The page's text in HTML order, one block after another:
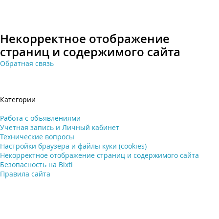
Некорректное отображение
страниц и содержимого сайта
Обратная связь
Категории
Работа с объявлениями
Учетная запись и Личный кабинет
Технические вопросы
Настройки браузера и файлы куки (cookies)
Некорректное отображение страниц и содержимого сайта
Безопасность на Bixti
Правила сайта